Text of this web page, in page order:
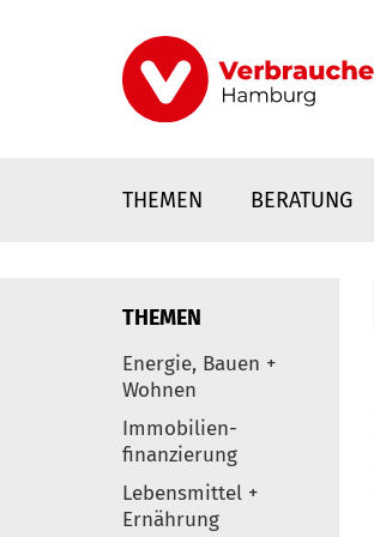
THEMEN BERATUNG
Elemente
THEMEN
Energie, Bauen +
Wohnen
Immobilien-
finanzierung
Lebensmittel +
Ernährung